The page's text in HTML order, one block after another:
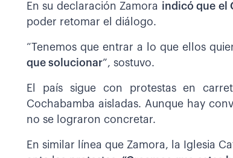
En su declaración Zamora indicó que el
poder retomar el diálogo.
“Tenemos que entrar a lo que ellos
que solucionar”, sostuvo.
El país sigue con protestas en
Cochabamba aisladas. Aunque hay
no se lograron concretar.
En similar línea que Zamora, la Iglesia